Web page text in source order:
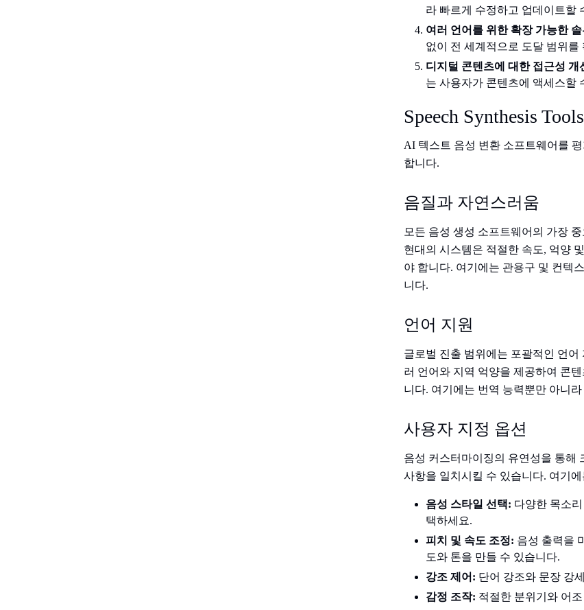
라 빠르게 수정하고 업데이트할
여러 언어를 위한 확장 가능한
없이 전 세계적으로 도달 범위를
디지털 콘텐츠에 대한 접근성 개
는 사용자가 콘텐츠에 액세스할
Speech Synthesis
AI 텍스트 음성 변환 소프트웨어를
합니다.
음질과 자연스러움
모든 음성 생성 소프트웨어의 가장
현대의 시스템은 적절한 속도, 억양
야 합니다. 여기에는 관용구 및 컨텍
니다.
언어 지원
글로벌 진출 범위에는 포괄적인 언
러 언어와 지역 억양을 제공하여 콘
니다. 여기에는 번역 능력뿐만 아니
사용자 지정 옵션
음성 커스터마이징의 유연성을 통해
사항을 일치시킬 수 있습니다. 여기
음성 스타일 선택: 다양한 목소
택하세요.
피치 및 속도 조정: 음성 출력을
도와 톤을 만들 수 있습니다.
강조 제어: 단어 강조와 문장 강
감정 조작: 적절한 분위기와 어